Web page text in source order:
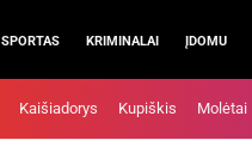
SPORTAS KRIMINALAI ĮDOMU
Kaišiadorys Kupiškis Molėtai